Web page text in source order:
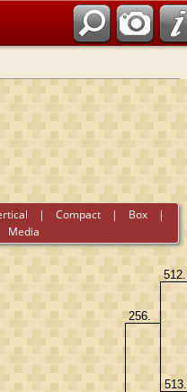
|Compact | Box |
Media
256.